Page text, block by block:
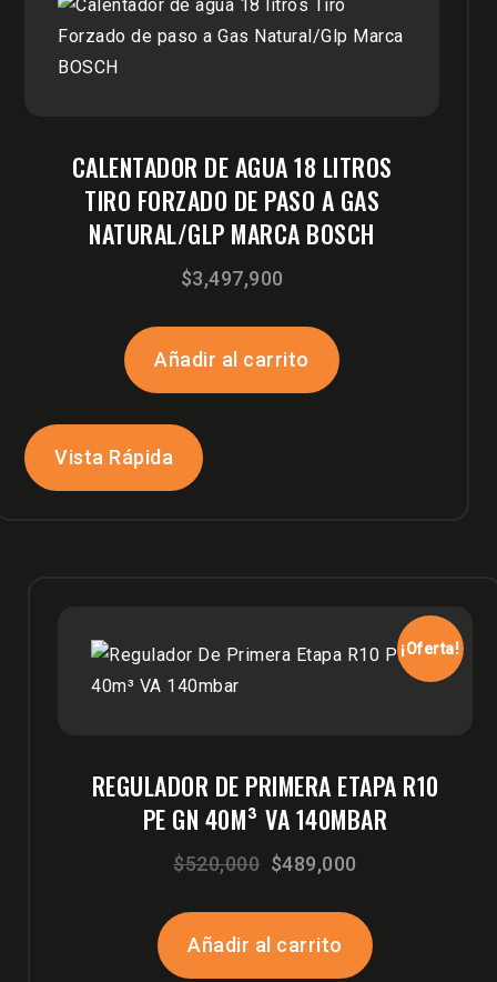
CALENTADOR DE AGUA 18 LITROS
TIRO FORZADO DE PASO A GAS
NATURAL/GLP MARCA BOSCH
$3,497,900
Añadir al carrito
Vista Rápida
¡Oferta!
REGULADOR DE PRIMERA ETAPA R10
PE GN 40M³ VA 140MBAR
$520,000 El
original
$489,000
actual
es:
Añadir al carrito